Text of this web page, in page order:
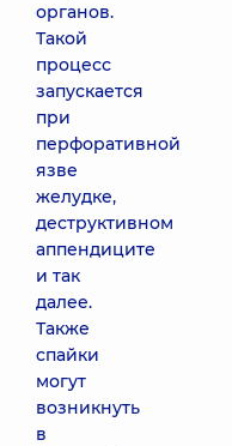
органов.
Такой
процесс
запускается
при
перфоративной
язве
желудке,
деструктивном
аппендиците
и так
далее.
Также
спайки
могут
возникнуть
в